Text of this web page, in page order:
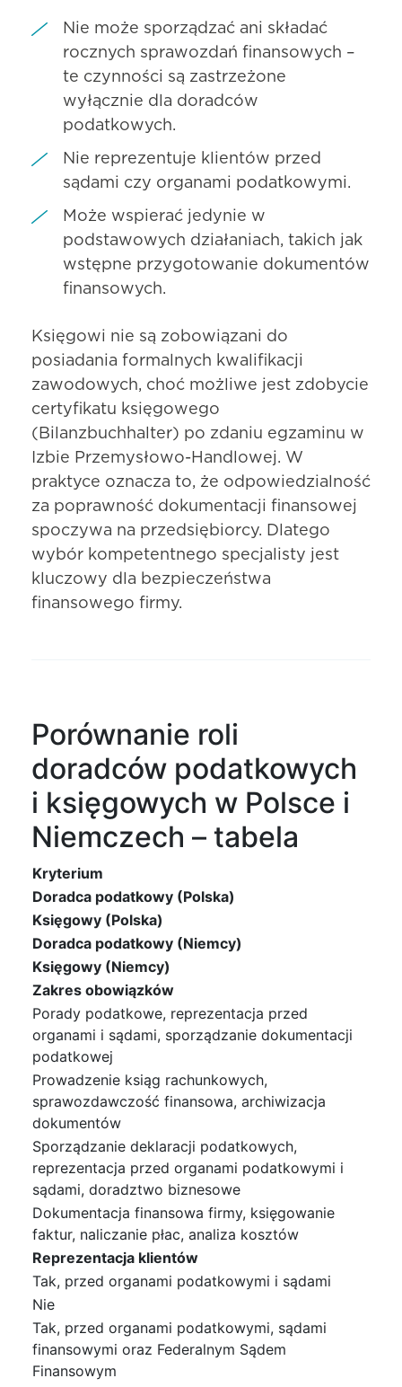
Nie może sporządzać ani składać
rocznych sprawozdań finansowych –
te czynności są zastrzeżone
wyłącznie dla doradców
podatkowych.
Nie reprezentuje klientów przed
sądami czy organami podatkowymi.
Może wspierać jedynie w
podstawowych działaniach, takich jak
wstępne przygotowanie dokumentów
finansowych.
Księgowi nie są zobowiązani do
posiadania formalnych kwalifikacji
zawodowych, choć możliwe jest zdobycie
certyfikatu księgowego
(Bilanzbuchhalter) po zdaniu egzaminu w
Izbie Przemysłowo-Handlowej. W
praktyce oznacza to, że odpowiedzialność
za poprawność dokumentacji finansowej
spoczywa na przedsiębiorcy. Dlatego
wybór kompetentnego specjalisty jest
kluczowy dla bezpieczeństwa
finansowego firmy.
Porównanie roli
doradców podatkowych
i księgowych w Polsce i
Niemczech – tabela
Kryterium
Doradca podatkowy (Polska)
Księgowy (Polska)
Doradca podatkowy (Niemcy)
Księgowy (Niemcy)
Zakres obowiązków
Porady podatkowe, reprezentacja przed
organami i sądami, sporządzanie dokumentacji
podatkowej
Prowadzenie ksiąg rachunkowych,
sprawozdawczość finansowa, archiwizacja
dokumentów
Sporządzanie deklaracji podatkowych,
reprezentacja przed organami podatkowymi i
sądami, doradztwo biznesowe
Dokumentacja finansowa firmy, księgowanie
faktur, naliczanie płac, analiza kosztów
Reprezentacja klientów
Tak, przed organami podatkowymi i sądami
Nie
Tak, przed organami podatkowymi, sądami
finansowymi oraz Federalnym Sądem
Finansowym